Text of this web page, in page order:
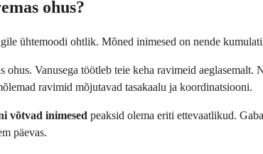
ohus?
ühtemoodi ohtlik. Mõned inimesed on nende
ohus. Vanusega töötleb teie keha ravimeid
ravimid mõjutavad tasakaalu ja koordinatsiooni.
võtvad inimesed peaksid olema eriti ettevaatlikud.
päevas.